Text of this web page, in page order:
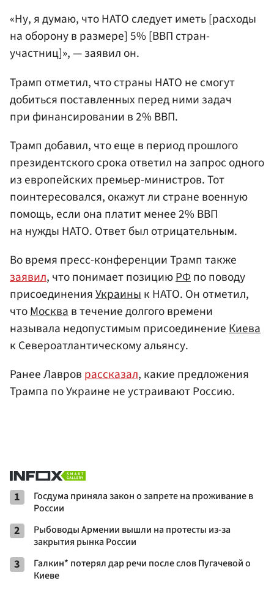
«Ну, я думаю, что НАТО следует иметь [расходы
на оборону в размере] 5% [ВВП стран-
участниц]», — заявил он.
Трамп отметил, что страны НАТО не смогут
добиться поставленных перед ними задач
при финансировании в 2% ВВП.
Трамп добавил, что еще в период прошлого
президентского срока ответил на запрос одного
из европейских премьер-министров. Тот
поинтересовался, окажут ли стране военную
помощь, если она платит менее 2% ВВП
на нужды НАТО. Ответ был отрицательным.
Во время пресс-конференции Трамп также
заявил, что понимает позициюРФпо поводу
присоединенияУкраинык НАТО. Он отметил,
чтоМосквав течение долгого времени
называла недопустимым присоединениеКиева
к Североатлантическому альянсу.
Ранее Лавров рассказал, какие предложения
Трампа по Украине не устраивают Россию.
1
Госдума приняла закон о запрете на проживание в
России
2
Рыбоводы Армении вышли на протесты из-за
закрытия рынка России
3
Галкин* потерял дар речи после слов Пугачевой о
Киеве